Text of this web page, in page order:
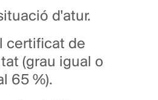
d'atur.
certificat de
(grau igual o
65 %).